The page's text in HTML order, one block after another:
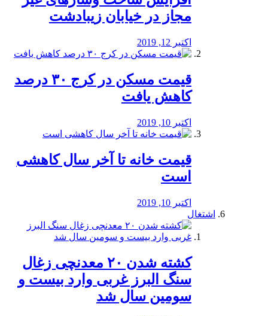
مجاز در خیابان زیبادشت
اکتبر 12, 2019
️قیمت مسکن در کرج ۳۰ درصد
کاهش یافت
اکتبر 10, 2019
قیمت خانه تا آخر سال کاهشی
است
اکتبر 10, 2019
اشتغال
کشته شدن ۲۰ معدنچی زغال
سنگ البرز غربی وارد بیست و
سومین سال شد